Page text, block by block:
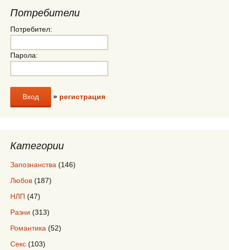
Потребители
Потребител:
Парола:
» регистрация
Категории
Запознанства (146)
Любов (187)
НЛП (47)
Разни (313)
Романтика (52)
Секс (103)